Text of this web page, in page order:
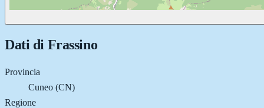
Dati di Frassino
Provincia
Cuneo (CN)
Regione